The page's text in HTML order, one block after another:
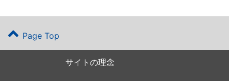
Page Top
サイトの理念